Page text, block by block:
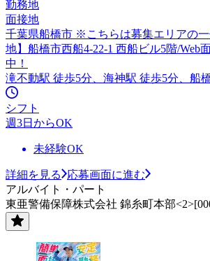
勤務地
面接地
千葉県船橋市 ※こちらは募集エリアの
地】船橋市西船4-22-1 西船ビル5階/Web
中！
滝不動駅 徒歩5分、海神駅 徒歩5分、船
シフト
週3日からOK
未経験OK
詳細を見る
応募画面に進む
アルバイト・パート
東亜警備保障株式会社 錦糸町本部